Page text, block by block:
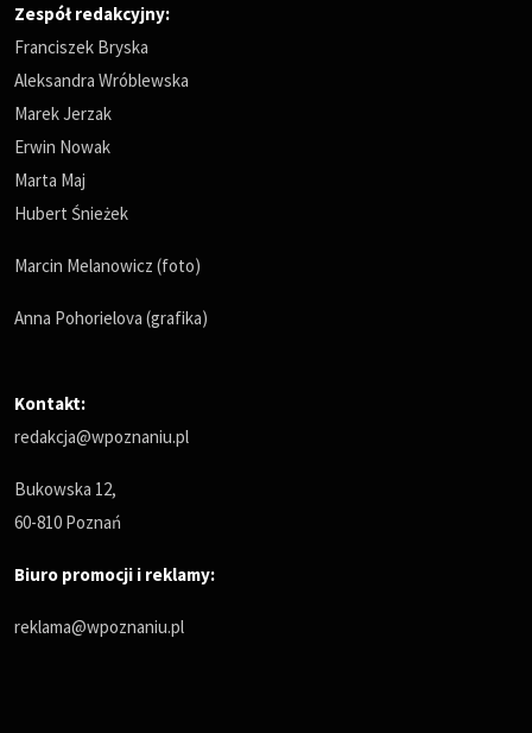
Zespół redakcyjny:
Franciszek Bryska
Aleksandra Wróblewska
Marek Jerzak
Erwin Nowak
Marta Maj
Hubert Śnieżek
Marcin Melanowicz (foto)
Anna Pohorielova (grafika)
Kontakt:
redakcja@wpoznaniu.pl
Bukowska 12,
60-810 Poznań
Biuro promocji i reklamy:
reklama@wpoznaniu.pl